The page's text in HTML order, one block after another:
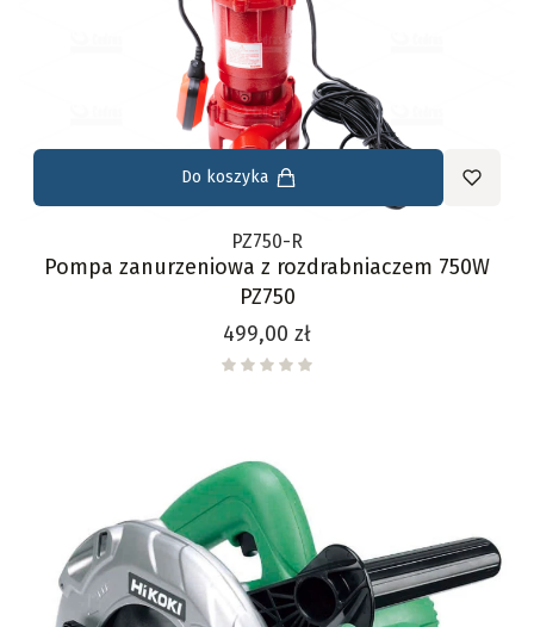
Do koszyka
PZ750-R
Pompa zanurzeniowa z rozdrabniaczem 750W
PZ750
Cena
499,00 zł